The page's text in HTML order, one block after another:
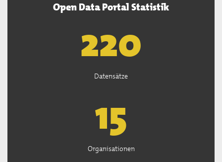
Open Data Portal Statistik
221
Datensätze
15
Organisationen